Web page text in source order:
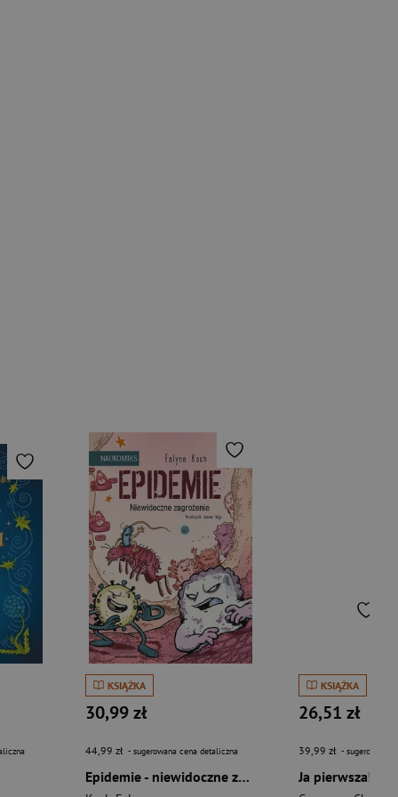
KSIĄŻKA
30,99 zł
44,99 zł - sugerowana cena detaliczna
Epidemie - niewidoczne zagrożenie
KSIĄŻKA
26,51 zł
39,99 zł - sugerowana
Ja pierwsza!